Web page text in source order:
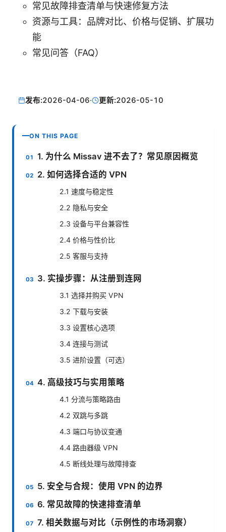
常见故障排查清单与快速修复方法
资源与工具：品牌对比、价格与促销、扩展功
能
常见问答（FAQ）
发布:2026-04-06· 更新:2026-05-10
ON THIS PAGE
1. 为什么 Missav 进不去了？常见原因概览
2. 如何选择合适的 VPN
2.1 速度与稳定性
2.2 隐私与安全
2.3 设备与平台兼容性
2.4 价格与性价比
2.5 客服与支持
3. 实操步骤：从注册到连网
3.1 选择并购买 VPN
3.2 下载与安装
3.3 设置核心选项
3.4 连接与测试
3.5 进阶设置（可选）
4. 高级技巧与实用策略
4.1 分流与策略路由
4.2 双跳与多跳
4.3 端口与协议变通
4.4 路由器级 VPN
4.5 断线处理与故障排查
5. 安全与合规：使用 VPN 的边界
6. 常见故障的快速排查清单
7. 相关数据与对比（示例性的市场洞察）